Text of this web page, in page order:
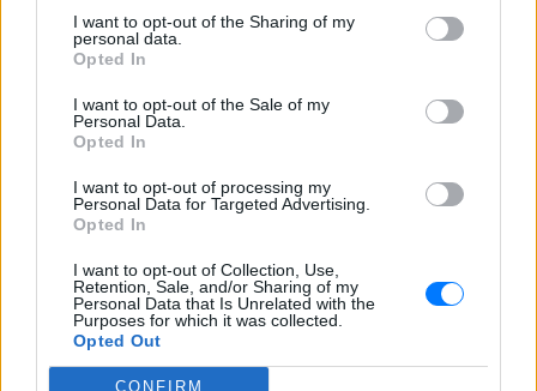
I want to opt-out of the Sharing of my
personal data.
Opted In
I want to opt-out of the Sale of my
Personal Data.
Opted In
I want to opt-out of processing my
Personal Data for Targeted Advertising.
Opted In
I want to opt-out of Collection, Use,
Retention, Sale, and/or Sharing of my
Personal Data that Is Unrelated with the
Purposes for which it was collected.
Opted Out
CONFIRM
νύχτα κόλασης που έζησαν όσοι
επιχειρούσαν
Το οπτικό υλικό αποτυπώνει τις
δραματικές στιγμές του αποκλεισμού και